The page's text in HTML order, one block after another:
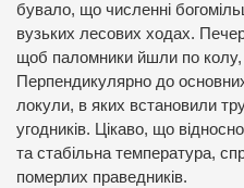
бувало, що численні
вузьких лесових ходах.
щоб паломники йшли по колу,
Перпендикулярно до
локули, в яких встановили
угодників. Цікаво, що
та стабільна температура,
померлих праведників.